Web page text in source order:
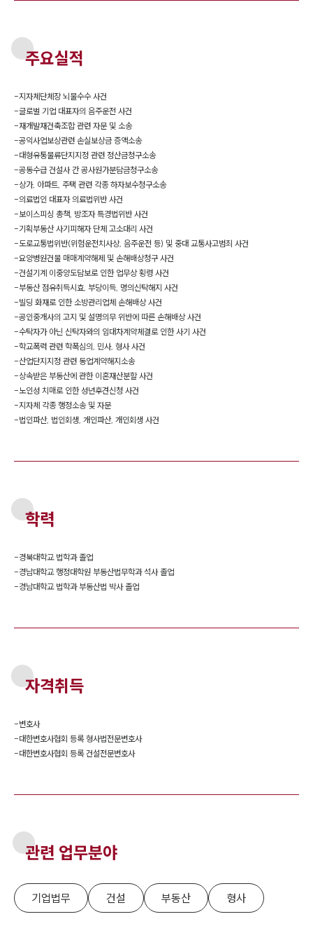
주요실적
-지자체단체장 뇌물수수 사건
-글로벌 기업 대표자의 음주운전 사건
-재개발재건축조합 관련 자문 및 소송
-공익사업보상관련 손실보상금 증액소송
-대형유통물류단지지정 관련 정산금청구소송
-공동수급 건설사 간 공사원가분담금청구소송
-상가, 아파트, 주택 관련 각종 하자보수청구소송
-의료법인 대표자 의료법위반 사건
-보이스피싱 총책, 방조자 특경법위반 사건
-기획부동산 사기피해자 단체 고소대리 사건
-도로교통법위반(위험운전치사상, 음주운전 등) 및 중대 교통사고범죄 사건
-요양병원건물 매매계약해제 및 손해배상청구 사건
-건설기계 이중양도담보로 인한 업무상 횡령 사건
-부동산 점유취득시효, 부당이득, 명의신탁해지 사건
-빌딩 화재로 인한 소방관리업체 손해배상 사건
-공인중개사의 고지 및 설명의무 위반에 따른 손해배상 사건
-수탁자가 아닌 신탁자와의 임대차계약체결로 인한 사기 사건
-학교폭력 관련 학폭심의, 민사, 형사 사건
-산업단지지정 관련 동업계약해지소송
-상속받은 부동산에 관한 이혼재산분할 사건
-노인성 치매로 인한 성년후견신청 사건
-지자체 각종 행정소송 및 자문
-법인파산, 법인회생, 개인파산, 개인회생 사건
학력
-경북대학교 법학과 졸업
-경남대학교 행정대학원 부동산법무학과 석사 졸업
-경남대학교 법학과 부동산법 박사 졸업
자격취득
-변호사
-대한변호사협회 등록 형사법전문변호사
-대한변호사협회 등록 건설전문변호사
관련 업무분야
기업법무 건설 부동산 형사